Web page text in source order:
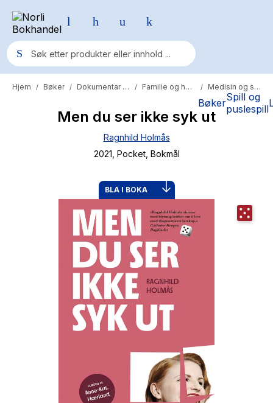
BøkerSpill og
puslespill
Populære søk
Pokemon
Fury Bound - Sable Sorensen
Elizabeth Strout
Hypopressiv trening
The Housemaid
Hjem / Bøker / Dokumentar og fakta / Familie og helse / Medisin og sykdom
Men du ser ikke syk ut
Ragnhild Holmås
2021 , Pocket, Bokmål
BLA I BOKA